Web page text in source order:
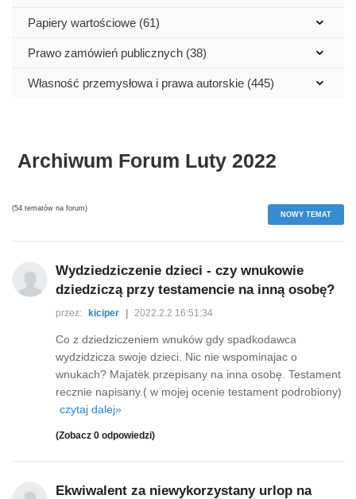
Papiery wartościowe (61)
Prawo zamówień publicznych (38)
Własność przemysłowa i prawa autorskie (445)
Archiwum Forum Luty 2022
(54 tematów na forum)
NOWY TEMAT
Wydziedziczenie dzieci - czy wnukowie
dziedziczą przy testamencie na inną osobę?
przez: kiciper 2022.2.2 16:51:34
Co z dziedziczeniem wnuków gdy spadkodawca
wydzidzicza swoje dzieci. Nic nie wspominajac o
wnukach? Majatek przepisany na inna osobę. Testament
recznie napisany.( w mojej ocenie testament podrobiony)
czytaj dalej»
(Zobacz 0 odpowiedzi)
Ekwiwalent za niewykorzystany urlop na